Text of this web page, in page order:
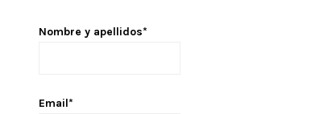
Nombre y apellidos*
Email*